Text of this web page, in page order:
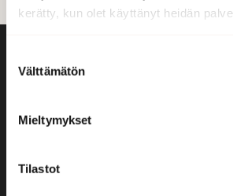
kerätty, kun olet käyttänyt heidän
valinta
Välttämätön
Mieltymykset
Tilastot